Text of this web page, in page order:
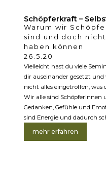
Schöpferkraft –
Warum wir
sind und doch
haben können
26.5.20
Vielleicht hast du viele
dir auseinander gesetzt
nicht alles eingetroffen,
Wir alle sind SchöpferInnen
Gedanken, Gefühle und
sind Energie und dadurch
mehr erfahren